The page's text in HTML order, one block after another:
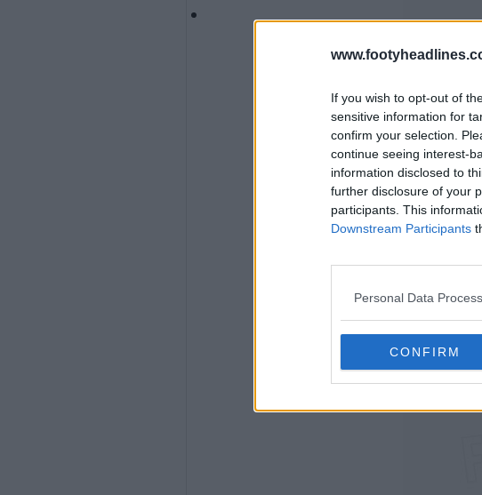
If you wish to opt-out of
sensitive information for
confirm your selection.
continue seeing interest-
information disclosed to
further disclosure of your
participants. This
Downstream Participants
Personal Data
CONFIRM